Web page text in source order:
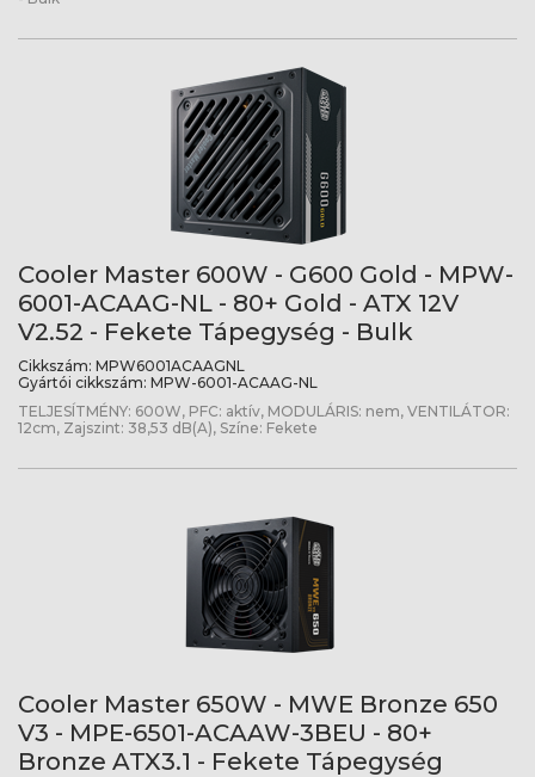
Cooler Master 600W - G600 Gold - MPW-
6001-ACAAG-NL - 80+ Gold - ATX 12V
V2.52 - Fekete Tápegység - Bulk
Cikkszám: MPW6001ACAAGNL
Gyártói cikkszám: MPW-6001-ACAAG-NL
TELJESÍTMÉNY: 600W, PFC: aktív, MODULÁRIS: nem, VENTILÁTOR:
12cm, Zajszint: 38,53 dB(A), Színe: Fekete
Cooler Master 650W - MWE Bronze 650
V3 - MPE-6501-ACAAW-3BEU - 80+
Bronze ATX3.1 - Fekete Tápegység